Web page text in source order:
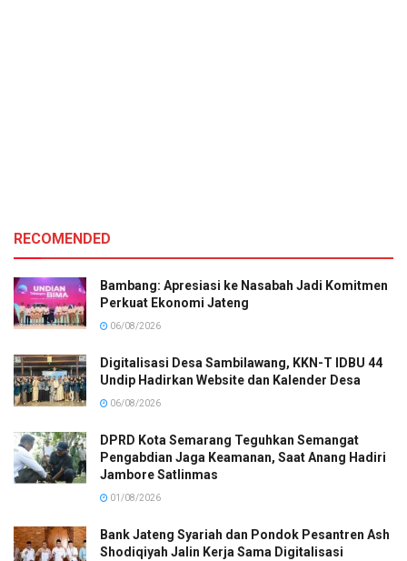
RECOMENDED
Bambang: Apresiasi ke Nasabah Jadi Komitmen
Perkuat Ekonomi Jateng
06/08/2026
Digitalisasi Desa Sambilawang, KKN-T IDBU 44
Undip Hadirkan Website dan Kalender Desa
06/08/2026
DPRD Kota Semarang Teguhkan Semangat
Pengabdian Jaga Keamanan, Saat Anang Hadiri
Jambore Satlinmas
01/08/2026
Bank Jateng Syariah dan Pondok Pesantren Ash
Shodiqiyah Jalin Kerja Sama Digitalisasi